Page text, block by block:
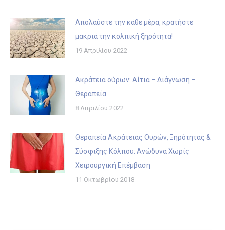
Απολαύστε την κάθε μέρα, κρατήστε
μακριά την κολπική ξηρότητα!
19 Απριλίου 2022
Ακράτεια ούρων: Αίτια – Διάγνωση –
Θεραπεία
8 Απριλίου 2022
Θεραπεία Ακράτειας Ουρών, Ξηρότητας &
Σύσφιξης Κόλπου: Ανώδυνα Χωρίς
Χειρουργική Επέμβαση
11 Οκτωβρίου 2018